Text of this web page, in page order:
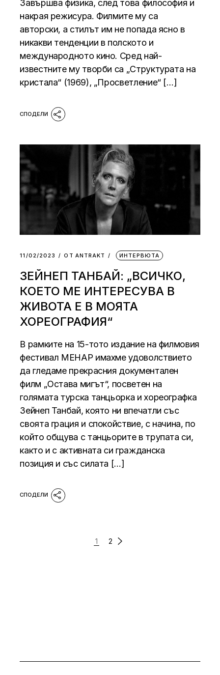
Завършва физика, след това философия и
накрая режисура. Филмите му са
авторски, а стилът им не попада ясно в
никакви тенденции в полското и
международното кино. Сред най-
известните му творби са „Структурата на
кристала“ (1969), „Просветление“ […]
11/02/2023 ОТ АNTRAKT ИНТЕРВЮТА
ЗЕЙНЕП ТАНБАЙ: „ВСИЧКО,
КОЕТО МЕ ИНТЕРЕСУВА В
ЖИВОТА Е В МОЯТА
ХОРЕОГРАФИЯ“
В рамките на 15-тото издание на филмовия
фестивал МЕНАР имахме удоволствието
да гледаме прекрасния документален
филм „Остава мигът“, посветен на
голямата турска танцьорка и хореографка
Зейнеп Танбай, която ни впечатли със
своята грация и спокойствие, с начина, по
който общува с танцьорите в трупата си,
както и с активната си гражданска
позиция и със силата […]
1 2